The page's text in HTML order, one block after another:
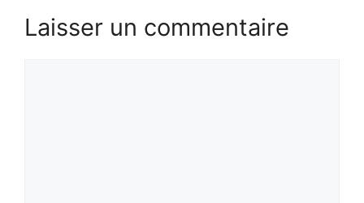
Laisser un commentaire